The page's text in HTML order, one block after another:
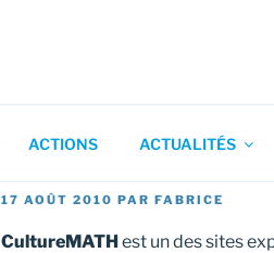
Association pour l'Animation en
ACTIONS ACTUALITÉS
PUBLIÉ
17 AOÛT 2010 PAR FABRICE
CultureMATHest un des sites